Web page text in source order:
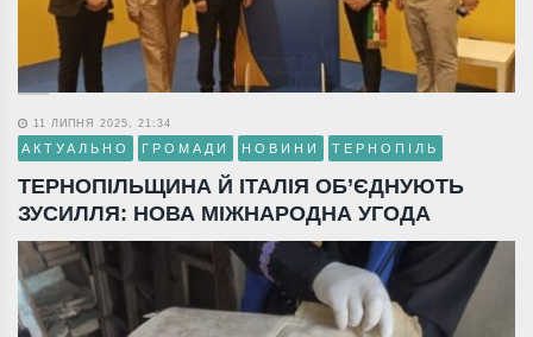
11 ЛИПНЯ 2025, 21:34
АКТУАЛЬНО ГРОМАДИ НОВИНИ ТЕРНОПІЛЬ
ТЕРНОПІЛЬЩИНА Й ІТАЛІЯ ОБ’ЄДНУЮТЬ
ЗУСИЛЛЯ: НОВА МІЖНАРОДНА УГОДА